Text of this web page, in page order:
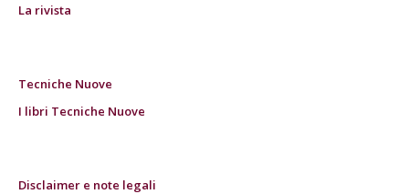
La rivista
Tecniche Nuove
I libri Tecniche Nuove
Disclaimer e note legali